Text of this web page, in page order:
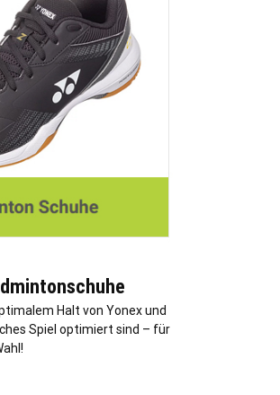
Halt von Yonex und
Spiel optimiert sind – für